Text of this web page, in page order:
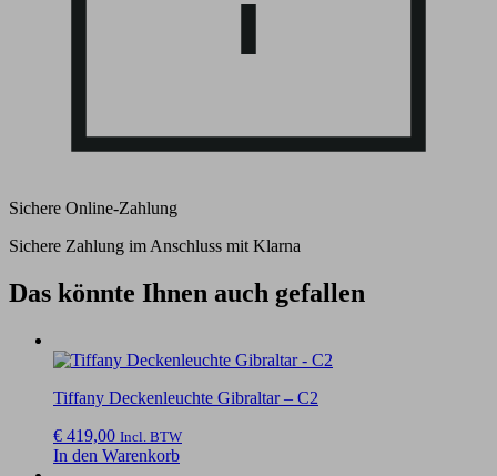
Sichere Online-Zahlung
Sichere Zahlung im Anschluss mit Klarna
Das könnte Ihnen auch gefallen
Tiffany Deckenleuchte Gibraltar – C2
€ 419,00 Incl. BTW
In den Warenkorb